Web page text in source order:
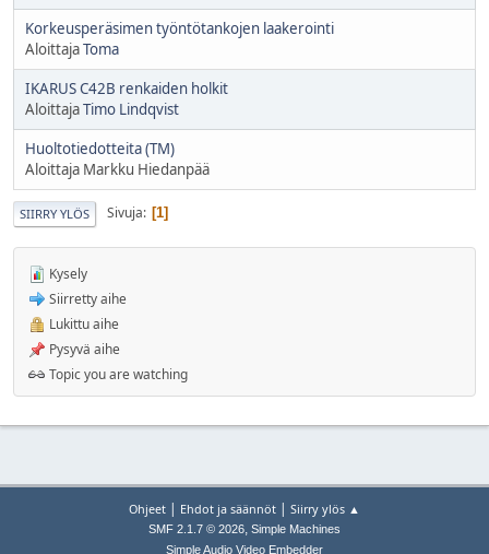
Korkeusperäsimen työntötankojen laakerointi
AloittajaToma
IKARUS C42B renkaiden holkit
AloittajaTimo Lindqvist
Huoltotiedotteita (TM)
Aloittaja Markku Hiedanpää
SIIRRY YLÖS Sivuja 1
Kysely
Siirretty aihe
Lukittu aihe
Pysyvä aihe
Topic you are watching
Ohjeet | Ehdot ja säännöt | Siirry ylös ▲
SMF 2.1.7 © 2026, Simple Machines
Simple Audio Video Embedder